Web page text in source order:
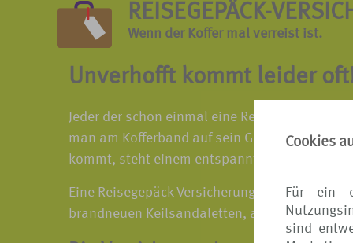
Cookies
Für ein
sind
REISEGEPÄCK-
Wenn der Koffer mal verreist ist.
Unverhofft kommt leider
Jeder der schon einmal eine Reise
man am Kofferband auf sein Gepäck wartet,
kommt, steht einem entspannten Urlaub
Eine Reisegepäck-Versicherung ersetzt
brandneuen Keilsandaletten, aber